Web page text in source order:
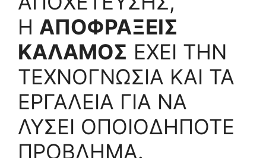
Η ΑΠΟΦΡΑΞΕΙΣ
ΚΑΛΑΜΟΣ ΕΧΕΙ ΤΗΝ
ΤΕΧΝΟΓΝΩΣΙΑ ΚΑΙ ΤΑ
ΕΡΓΑΛΕΙΑ ΓΙΑ ΝΑ
ΛΥΣΕΙ ΟΠΟΙΟΔΗΠΟΤΕ
ΠΡΟΒΛΗΜΑ.